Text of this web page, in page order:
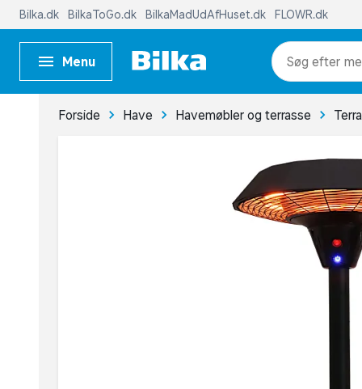
Bilka.dk BilkaToGo.dk BilkaMadUdAfHuset.dk FLOWR.dk
Menu
Forside Have Havemøbler og terrasse